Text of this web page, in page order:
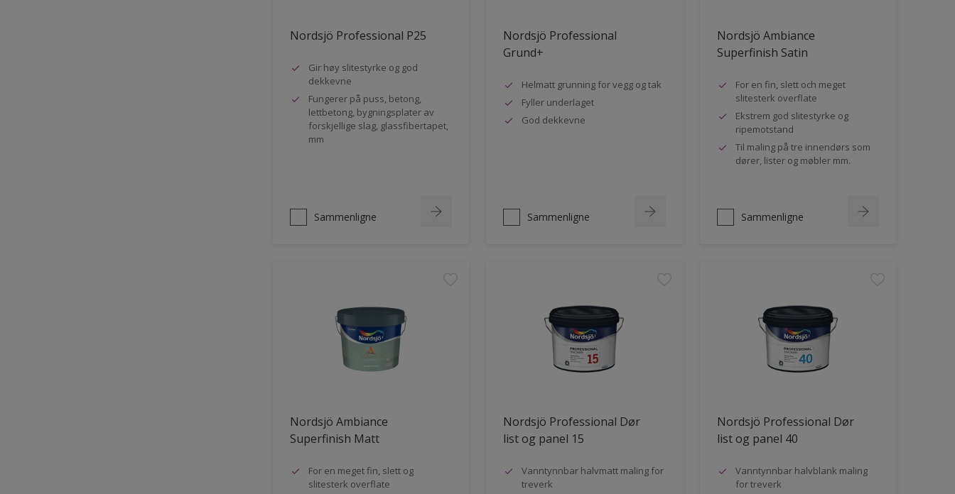
Nordsjö Professional P25
Gir høy slitestyrke og god
dekkevne
Fungerer på puss, betong,
lettbetong, bygningsplater av
forskjellige slag, glassfibertapet,
mm
Sammenligne
Nordsjö Professional
Grund+
Helmatt grunning for vegg og tak
Fyller underlaget
God dekkevne
Sammenligne
Nordsjö Ambiance
Superfinish Satin
For en fin, slett och meget
slitesterk overflate
Ekstrem god slitestyrke og
ripemotstand
Til maling på tre innendørs som
dører, lister og møbler mm.
Sammenligne
Nordsjö Ambiance
Superfinish Matt
For en meget fin, slett og
slitesterk overflate
Nordsjö Professional Dør
list og panel 15
Vanntynnbar halvmatt maling for
treverk
Nordsjö Professional Dør
list og panel 40
Vanntynnbar halvblank maling
for treverk